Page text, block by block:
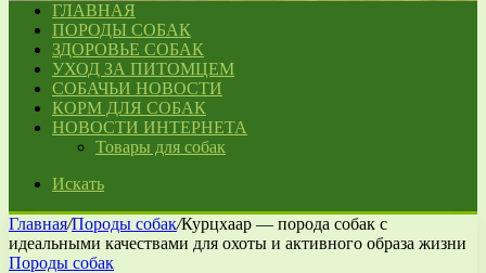
ГЛАВНАЯ
ПОРОДЫ СОБАК
ЗДОРОВЬЕ СОБАК
УХОД ЗА ПИТОМЦЕМ
СОБАЧЬИ НОВОСТИ
КОРМ ДЛЯ СОБАК
НОВОСТИ ИНТЕРНЕТА
Товары для собак
Искать
Главная/Породы собак/Курцхаар — порода собак с
идеальными качествами для охоты и активного образа жизни
Породы собак